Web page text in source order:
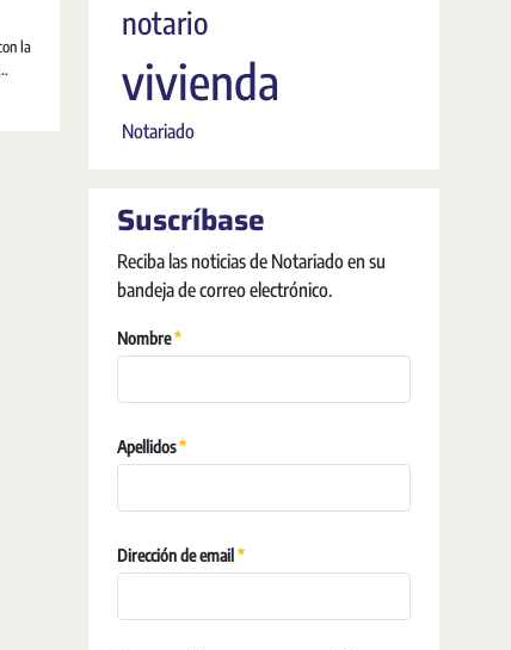
la
notario
vivienda
Notariado
Suscríbase
Reciba las noticias de Notariado en su
bandeja de correo electrónico.
Nombre Pakollinen
Apellidos Pakollinen
Dirección de email Pakollinen